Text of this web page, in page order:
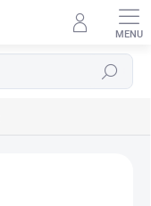
Hledat